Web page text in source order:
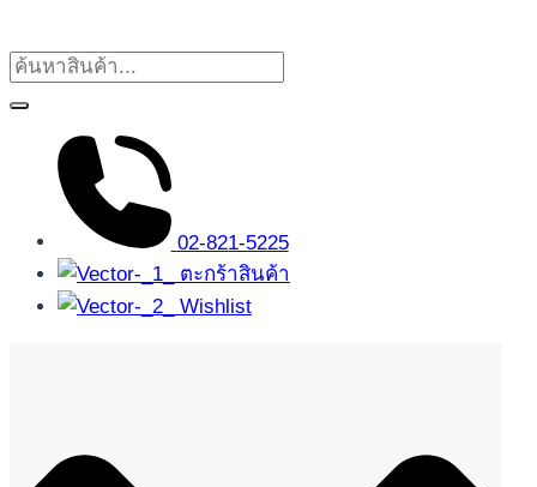
02-821-5225
ตะกร้าสินค้า
Wishlist